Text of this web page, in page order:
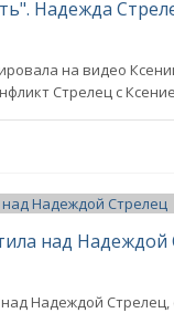
на видео
Стрелец с
над Надеждой
Надеждой Стрелец,